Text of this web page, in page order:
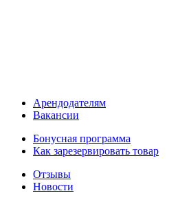
Арендодателям
Вакансии
Бонусная программа
Как зарезервировать товар
Отзывы
Новости